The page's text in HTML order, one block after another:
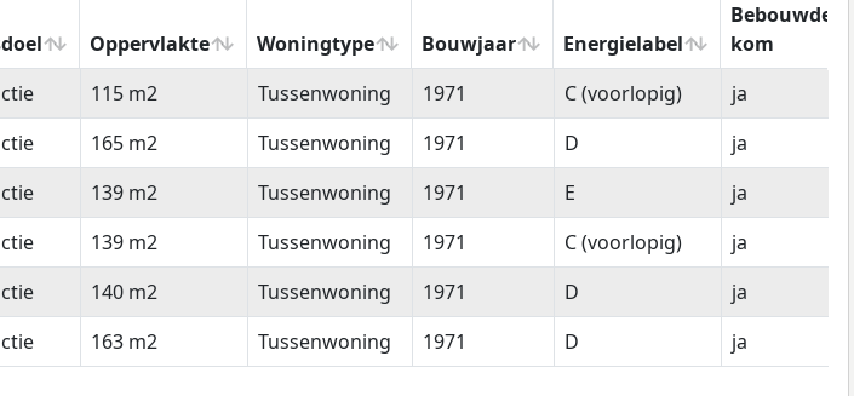
Oppervlakte Woningtype Bouwjaar Energielabel
Bebouwde
kom
Oppervlakte Woningtype Bouwjaar Energielabel
Bebouwde
kom
115 m2 Tussenwoning 1971 C (voorlopig)
ja
165 m2 Tussenwoning 1971 D
ja
139 m2 Tussenwoning 1971 E
ja
139 m2 Tussenwoning 1971 C (voorlopig)
ja
140 m2 Tussenwoning 1971 D
ja
163 m2 Tussenwoning 1971 D ja